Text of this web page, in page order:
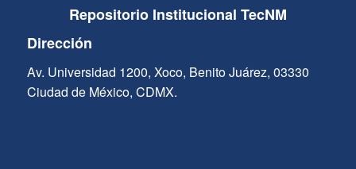
Repositorio Institucional TecNM
Dirección
Av. Universidad 1200, Xoco, Benito Juárez, 03330
Ciudad de México, CDMX.